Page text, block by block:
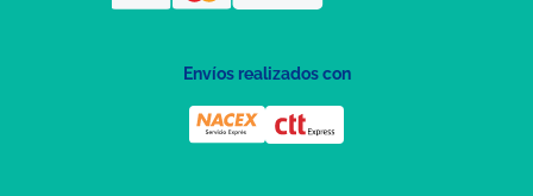
Envíos realizados con